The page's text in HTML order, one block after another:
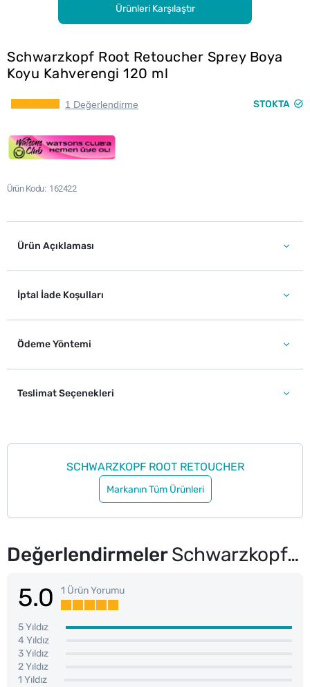
Ürünleri Karşılaştır
Schwarzkopf Root Retoucher Sprey Boya
Koyu Kahverengi 120 ml
1 Değerlendirme STOKTA
Ürün Kodu 162422
Ürün Açıklaması
İptal İade Koşulları
Ödeme Yöntemi
Teslimat Seçenekleri
SCHWARZKOPF ROOT RETOUCHER
Markanın Tüm Ürünleri
DeğerlendirmelerSchwarzkopf Root Retoucher Sprey Boya Koyu Kahverengi 120 ml
5.0 1 Ürün Yorumu
5 Yıldız
4 Yıldız
3 Yıldız
2 Yıldız
1 Yıldız